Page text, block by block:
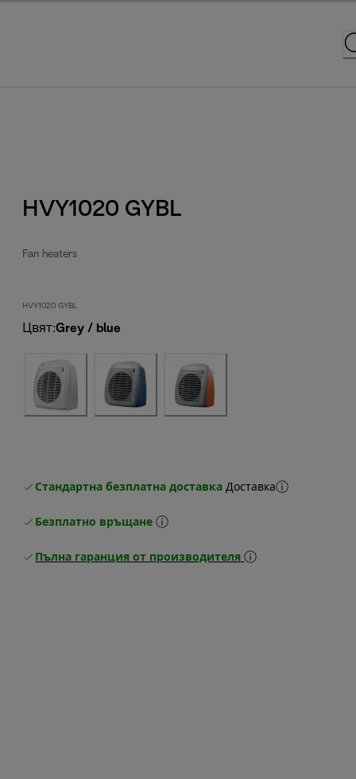
HVY1020 GYBL
Fan heaters
HVY1020 GYBL
Цвят:Grey / blue
Стандартна безплатна доставка Доставка
Безплатно връщане
Пълна гаранция от производителя